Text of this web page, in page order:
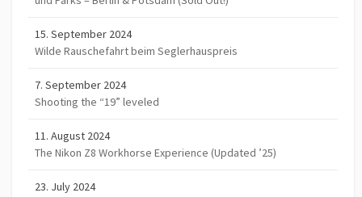
15. September 2024
Wilde Rauschefahrt beim Seglerhauspreis
7. September 2024
Shooting the “19” leveled
11. August 2024
The Nikon Z8 Workhorse Experience (Updated ’25)
23. July 2024